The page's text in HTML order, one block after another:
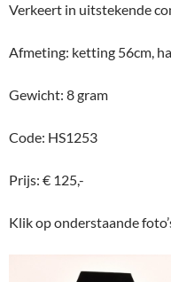
Verkeert in uitstekende
Afmeting: ketting 56cm,
Gewicht: 8 gram
Code: HS1253
Prijs: € 125,-
Klik op onderstaande